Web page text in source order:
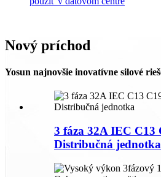
Nový príchod
Yosun najnovšie inovatívne silové
3 fáza 32A IEC C13
Distribučná jednotka